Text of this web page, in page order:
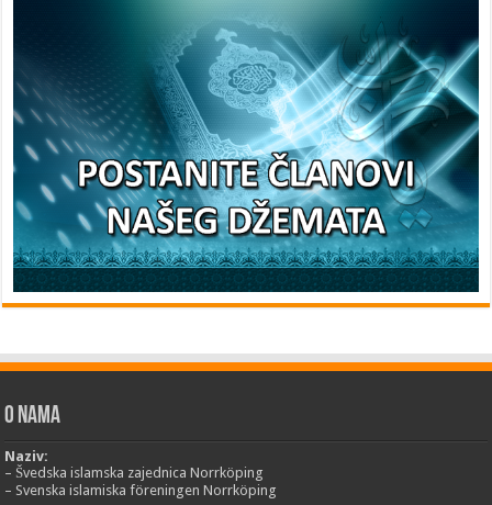
O nama
Naziv:
– Švedska islamska zajednica Norrköping
– Svenska islamiska föreningen Norrköping